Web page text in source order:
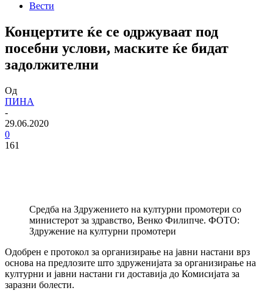
Вести
Концертите ќе се одржуваат под
посебни услови, маските ќе бидат
задолжителни
Од
ПИНА
-
29.06.2020
0
161
Средба на Здружението на културни промотери со
министерот за здравство, Венко Филипче. ФОТО:
Здружение на културни промотери
Одобрен е протокол за организирање на јавни настани врз
основа на предлозите што здруженијата за организирање на
културни и јавни настани ги доставија до Комисијата за
заразни болести.